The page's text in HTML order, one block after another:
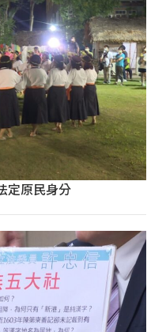
定原民身分